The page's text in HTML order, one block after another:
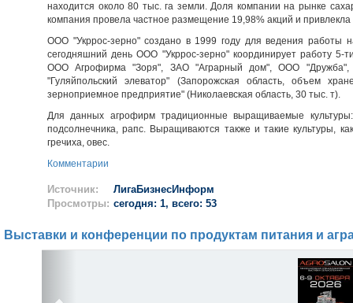
находится около 80 тыс. га земли. Доля компании на рынке
компания провела частное размещение 19,98% акций и привлекла
ООО "Укррос-зерно" создано в 1999 году для ведения работы
сегодняшний день ООО "Укррос-зерно" координирует работу
ООО Агрофирма "Зоря", ЗАО "Аграрный дом", ООО
"Гуляйпольский элеватор" (Запорожская область, объем
зерноприемное предприятие" (Николаевская область, 30 тыс. т).
Для данных агрофирм традиционные выращиваемые
подсолнечника, рапс. Выращиваются также и такие культуры,
гречиха, овес.
Комментарии
Источник:
ЛигаБизнесИнформ
Просмотры: сегодня: 1, всего: 53
Выставки и конференции по продуктам питания и